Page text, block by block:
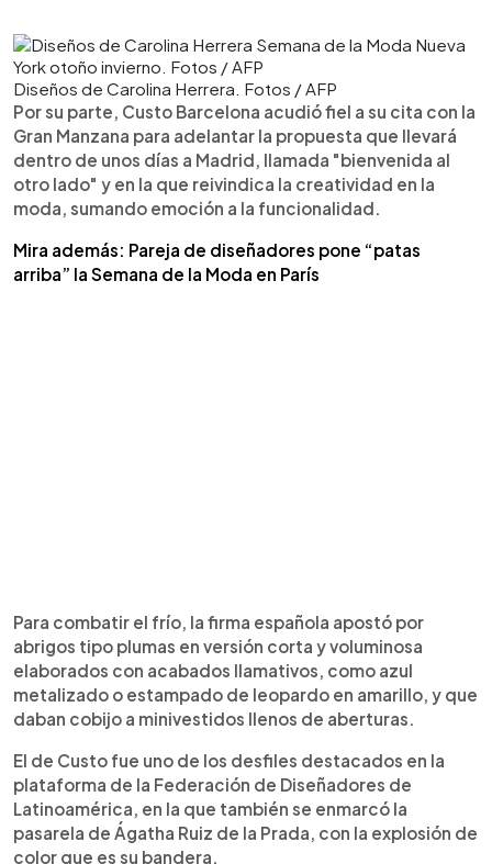
Diseños de Carolina Herrera. Fotos / AFP
Por su parte, Custo Barcelona acudió fiel a su cita con la
Gran Manzana para adelantar la propuesta que llevará
dentro de unos días a Madrid, llamada "bienvenida al
otro lado" y en la que reivindica la creatividad en la
moda, sumando emoción a la funcionalidad.
Mira además: Pareja de diseñadores pone “patas
arriba” la Semana de la Moda en París
Para combatir el frío, la firma española apostó por
abrigos tipo plumas en versión corta y voluminosa
elaborados con acabados llamativos, como azul
metalizado o estampado de leopardo en amarillo, y que
daban cobijo a minivestidos llenos de aberturas.
El de Custo fue uno de los desfiles destacados en la
plataforma de la Federación de Diseñadores de
Latinoamérica, en la que también se enmarcó la
pasarela de Ágatha Ruiz de la Prada, con la explosión de
color que es su bandera.